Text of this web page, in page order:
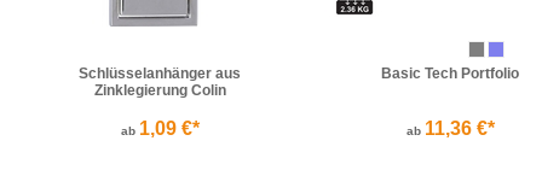
Schlüsselanhänger aus
Zinklegierung Colin
ab 1,09 €*
Basic Tech Portfolio
ab 11,36 €*